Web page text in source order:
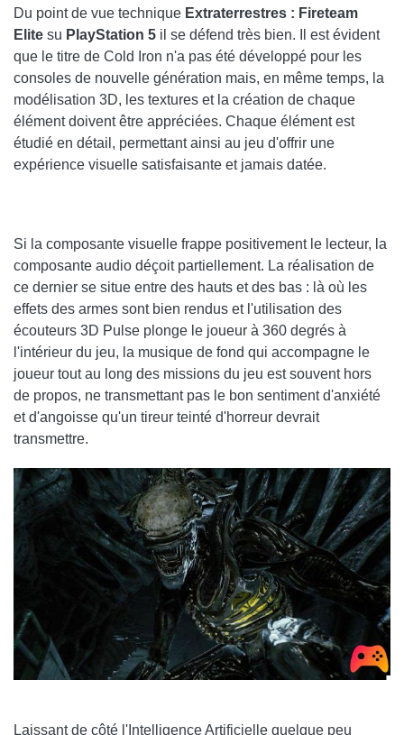
Du point de vue technique Extraterrestres : Fireteam
Elite su PlayStation 5 il se défend très bien. Il est évident
que le titre de Cold Iron n'a pas été développé pour les
consoles de nouvelle génération mais, en même temps, la
modélisation 3D, les textures et la création de chaque
élément doivent être appréciées. Chaque élément est
étudié en détail, permettant ainsi au jeu d'offrir une
expérience visuelle satisfaisante et jamais datée.
Si la composante visuelle frappe positivement le lecteur, la
composante audio déçoit partiellement. La réalisation de
ce dernier se situe entre des hauts et des bas : là où les
effets des armes sont bien rendus et l'utilisation des
écouteurs 3D Pulse plonge le joueur à 360 degrés à
l'intérieur du jeu, la musique de fond qui accompagne le
joueur tout au long des missions du jeu est souvent hors
de propos, ne transmettant pas le bon sentiment d'anxiété
et d'angoisse qu'un tireur teinté d'horreur devrait
transmettre.
Laissant de côté l'Intelligence Artificielle quelque peu